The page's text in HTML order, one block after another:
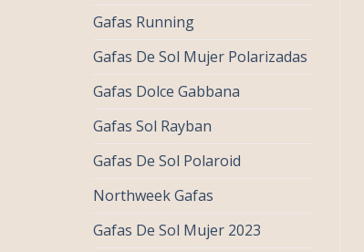
Gafas Running
Gafas De Sol Mujer Polarizadas
Gafas Dolce Gabbana
Gafas Sol Rayban
Gafas De Sol Polaroid
Northweek Gafas
Gafas De Sol Mujer 2023